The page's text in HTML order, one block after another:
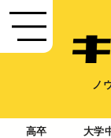
ノ
高卒 大学